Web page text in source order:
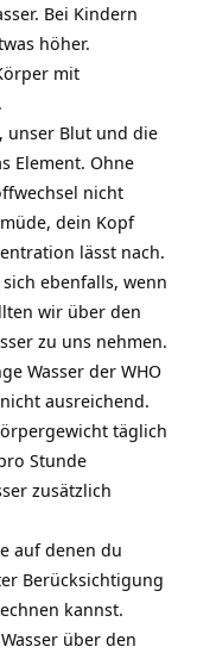
Bei Kindern
höher.
mit
unser Blut und die
Element. Ohne
nicht
dein Kopf
lässt nach.
ebenfalls, wenn
wir über den
zu uns nehmen.
Wasser der WHO
ausreichend.
täglich
Stunde
zusätzlich
auf denen du
Berücksichtigung
kannst.
über den